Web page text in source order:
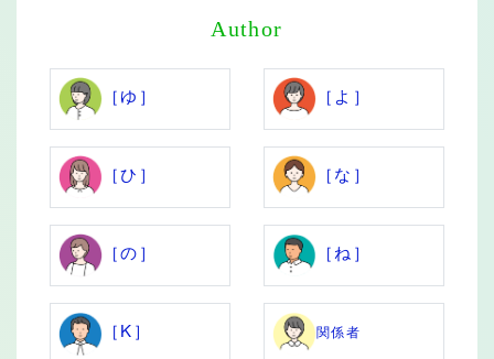
Author
［ゆ］ ［よ］
［ひ］ ［な］
［の］ ［ね］
［K］ 関係者